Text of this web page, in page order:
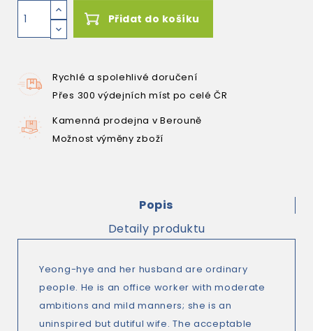
Přidat do košíku
Rychlé a spolehlivé doručení
Přes 300 výdejních míst po celé ČR
Kamenná prodejna v Berouně
Možnost výměny zboží
Popis
Detaily produktu
Yeong-hye and her husband are ordinary
people. He is an office worker with moderate
ambitions and mild manners; she is an
uninspired but dutiful wife. The acceptable